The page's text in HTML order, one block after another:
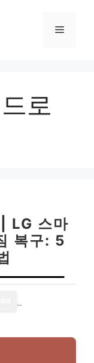
메
로
LG 스마
복구: 5